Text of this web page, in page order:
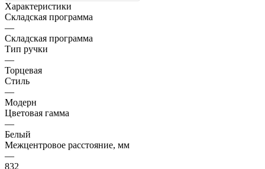
Характеристики
Складская программа
—
Складская программа
Тип ручки
—
Торцевая
Стиль
—
Модерн
Цветовая гамма
—
Белый
Межцентровое расстояние, мм
—
832